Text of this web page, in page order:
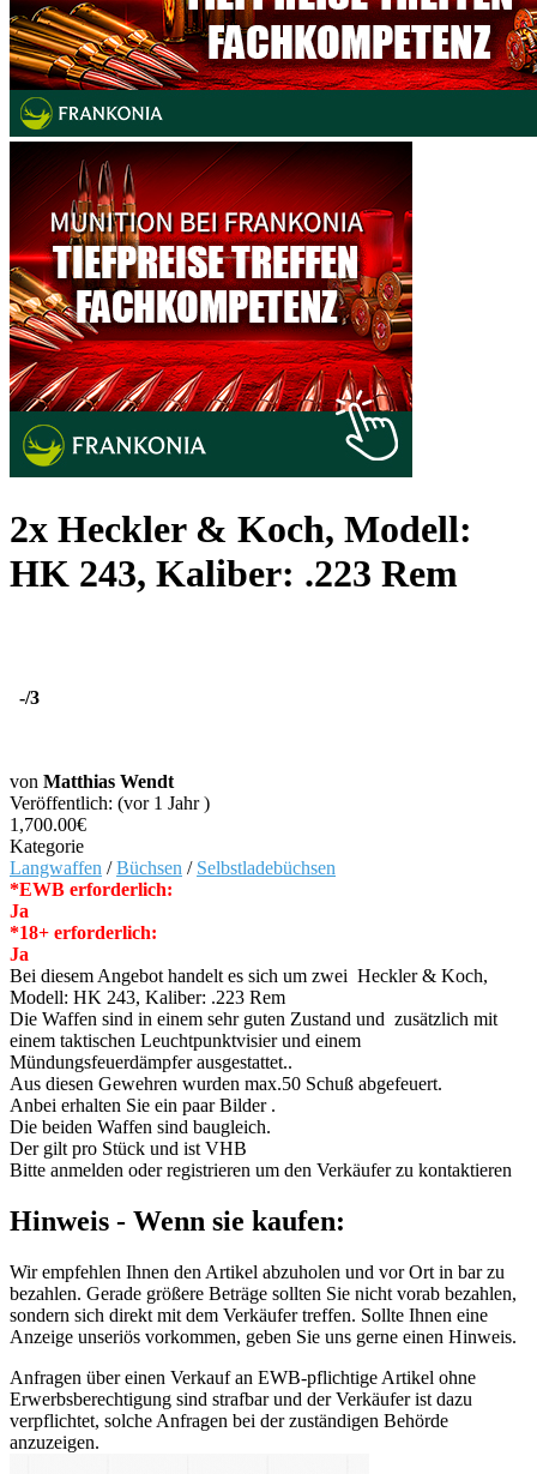
2x Heckler & Koch, Modell:
HK 243, Kaliber: .223 Rem
-/3
von Matthias Wendt
Veröffentlich: (vor 1 Jahr )
1,700.00€
Kategorie
Langwaffen /Büchsen / Selbstladebüchsen
*EWB erforderlich:
Ja
*18+ erforderlich:
Ja
Bei diesem Angebot handelt es sich um zwei Heckler & Koch,
Modell: HK 243, Kaliber: .223 Rem
Die Waffen sind in einem sehr guten Zustand und zusätzlich mit
einem taktischen Leuchtpunktvisier und einem
Mündungsfeuerdämpfer ausgestattet..
Aus diesen Gewehren wurden max.50 Schuß abgefeuert.
Anbei erhalten Sie ein paar Bilder .
Die beiden Waffen sind baugleich.
Der gilt pro Stück und ist VHB
Bitte anmelden oder registrieren um den Verkäufer zu kontaktieren
Hinweis - Wenn sie kaufen:
Wir empfehlen Ihnen den Artikel abzuholen und vor Ort in bar zu
bezahlen. Gerade größere Beträge sollten Sie nicht vorab bezahlen,
sondern sich direkt mit dem Verkäufer treffen. Sollte Ihnen eine
Anzeige unseriös vorkommen, geben Sie uns gerne einen Hinweis.
Anfragen über einen Verkauf an EWB-pflichtige Artikel ohne
Erwerbsberechtigung sind strafbar und der Verkäufer ist dazu
verpflichtet, solche Anfragen bei der zuständigen Behörde
anzuzeigen.